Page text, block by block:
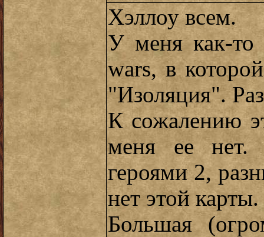
Хэллоу всем.
У меня как-то
wars, в
"Изоляция".
К сожалению
меня ее нет.
героями 2,
нет этой карты.
Большая